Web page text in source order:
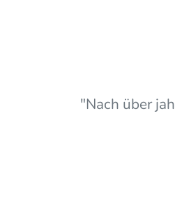
"Nach über